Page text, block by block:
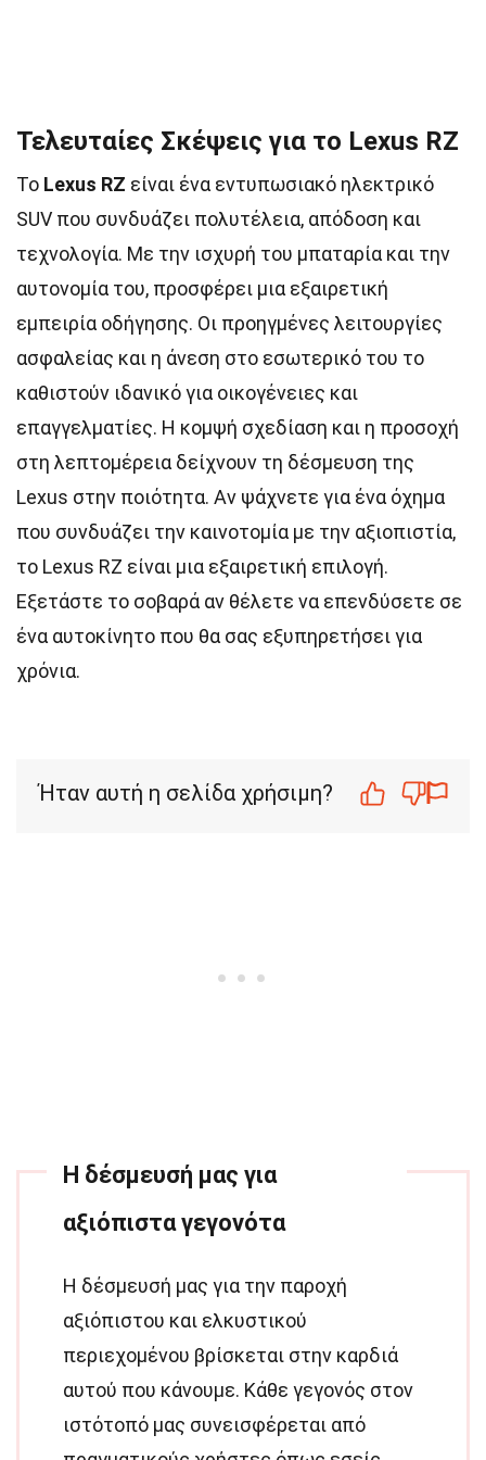
Τελευταίες Σκέψεις για το Lexus RZ
Το Lexus RZ είναι ένα εντυπωσιακό ηλεκτρικό
SUV που συνδυάζει πολυτέλεια, απόδοση και
τεχνολογία. Με την ισχυρή του μπαταρία και την
αυτονομία του, προσφέρει μια εξαιρετική
εμπειρία οδήγησης. Οι προηγμένες λειτουργίες
ασφαλείας και η άνεση στο εσωτερικό του το
καθιστούν ιδανικό για οικογένειες και
επαγγελματίες. Η κομψή σχεδίαση και η προσοχή
στη λεπτομέρεια δείχνουν τη δέσμευση της
Lexus στην ποιότητα. Αν ψάχνετε για ένα όχημα
που συνδυάζει την καινοτομία με την αξιοπιστία,
το Lexus RZ είναι μια εξαιρετική επιλογή.
Εξετάστε το σοβαρά αν θέλετε να επενδύσετε σε
ένα αυτοκίνητο που θα σας εξυπηρετήσει για
χρόνια.
Ήταν αυτή η σελίδα χρήσιμη?
Η δέσμευσή μας για
αξιόπιστα γεγονότα
Η δέσμευσή μας για την παροχή
αξιόπιστου και ελκυστικού
περιεχομένου βρίσκεται στην καρδιά
αυτού που κάνουμε. Κάθε γεγονός στον
ιστότοπό μας συνεισφέρεται από